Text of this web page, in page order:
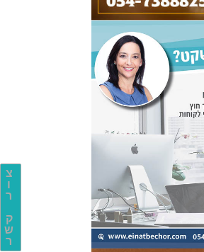
צ
ו
ר
ק
ש
ר